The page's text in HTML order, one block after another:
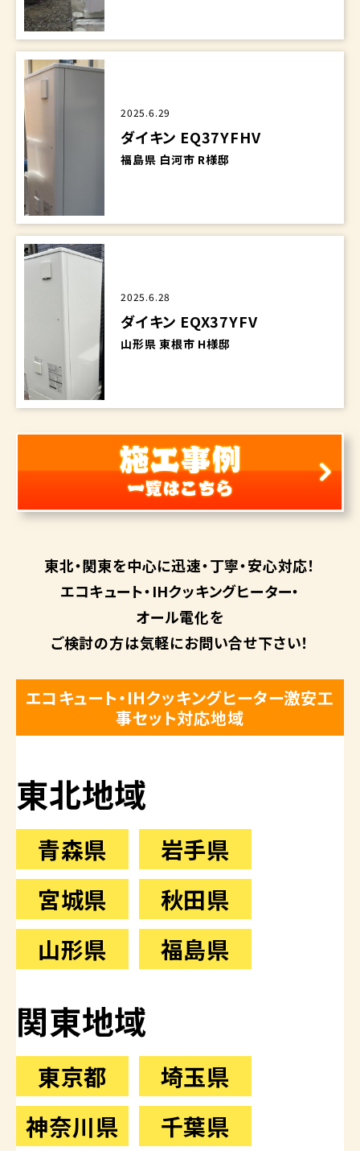
2025.6.29
ダイキン EQ37YFHV
福島県 白河市 R様邸
2025.6.28
ダイキン EQX37YFV
山形県 東根市 H様邸
東北・関東を中心に迅速・丁寧・安心対応！
エコキュート・IHクッキングヒーター・
オール電化を
ご検討の方は気軽にお問い合せ下さい！
エコキュート・IHクッキングヒーター激安工
事セット対応地域
東北地域
青森県
岩手県
宮城県
秋田県
山形県
福島県
関東地域
東京都
埼玉県
神奈川県
千葉県